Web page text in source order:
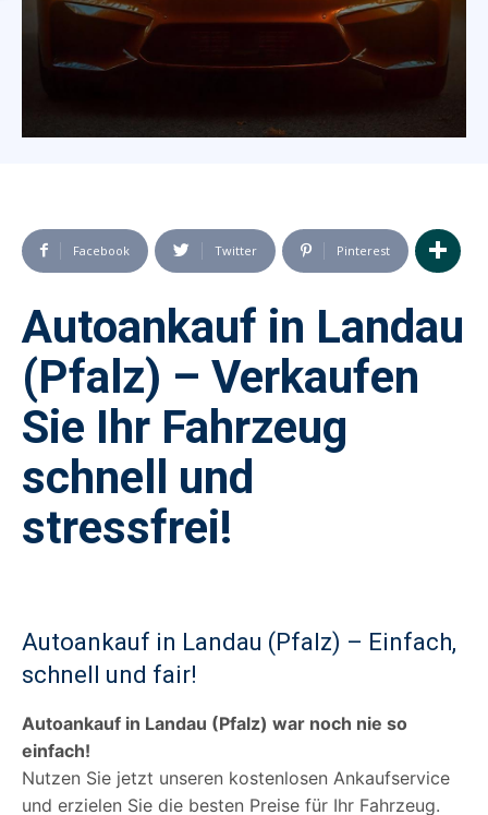
Facebook Twitter Pinterest
Autoankauf in Landau
(Pfalz) – Verkaufen
Sie Ihr Fahrzeug
schnell und
stressfrei!
Autoankauf in Landau (Pfalz) – Einfach,
schnell und fair!
Autoankauf in Landau (Pfalz) war noch nie so
einfach!
Nutzen Sie jetzt unseren kostenlosen Ankaufservice
und erzielen Sie die besten Preise für Ihr Fahrzeug.